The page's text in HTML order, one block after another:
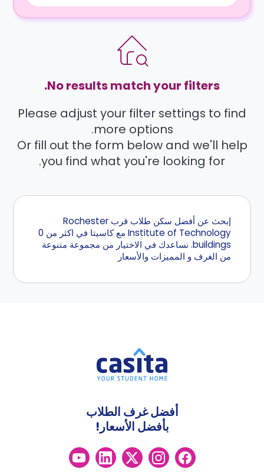
No results match your filters.
Please adjust your filter settings to find
more options.
Or fill out the form below and we'll help
you find what you're looking for.
إبحث عن أفضل سكن طلاب قرب Rochester
Institute of Technology مع كاسيتا في اكثر من 0
buildings. نساعدك في الاختيار من مجموعة متنوعة
من الغرف و المميزات والأسعار
أفضل غرف الطلاب
بأفضل الأسعار!